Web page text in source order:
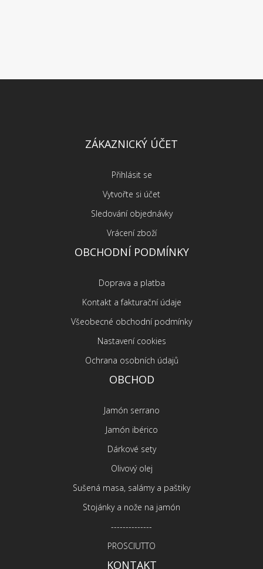
ZÁKAZNICKÝ ÚČET
Přihlásit se
Vytvořte si účet
Sledování objednávky
Vrácení zboží
OBCHODNÍ PODMÍNKY
Doprava a platba
Kontakt a fakturační údaje
Všeobecné obchodní podmínky
Nastavení cookies
Ochrana osobních údajů
OBCHOD
Jamón serrano
Jamón ibérico
Dárkové sety
Olivový olej
Sušená masa, salámy a paštiky
Stojánky a nože na jamón
--------------
PROSCIUTTO
KONTAKT